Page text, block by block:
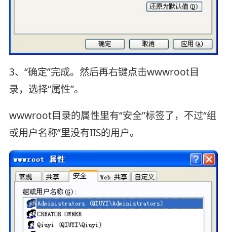
3、“确定”完成。然后再右键点击wwwroot目
录，选择“属性”。
wwwroot目录的属性里有“安全”标签了，不过“组
或用户名称”里没有IIS的用户。